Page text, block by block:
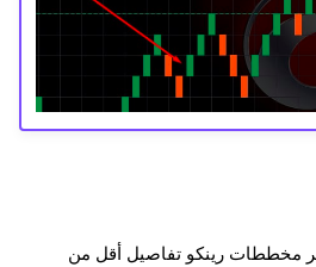
مخططات رينكو تفاصيل أقل من